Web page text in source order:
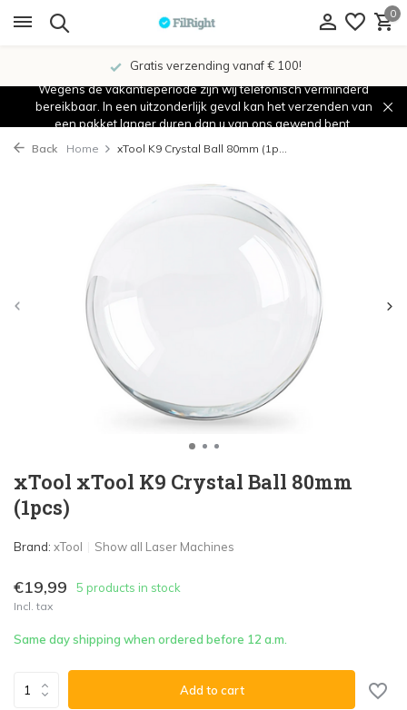
0
Gratis verzending vanaf € 100!
Wegens de vakantieperiode zijn wij telefonisch verminderd
bereikbaar. In een uitzonderlijk geval kan het verzenden van
een pakket langer duren dan u van ons gewend bent.
Back Home xTool K9 Crystal Ball 80mm (1p...
xTool xTool K9 Crystal Ball 80mm
(1pcs)
Brand: xTool Show all Laser Machines
€19,99 5 products in stock
Incl. tax
Same day shipping when ordered before 12 a.m.
Add to cart